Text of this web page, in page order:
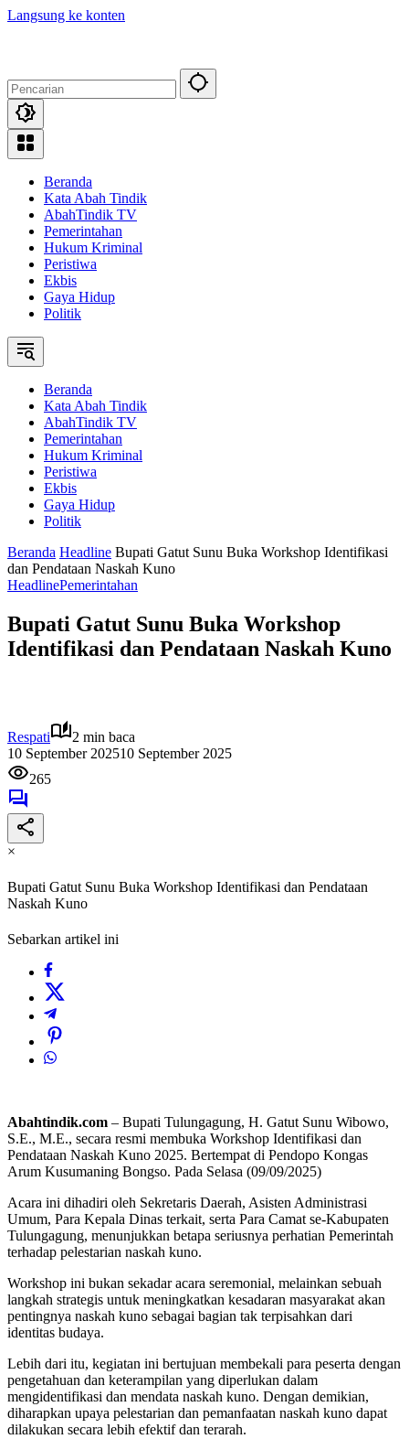
Langsung ke konten
Beranda
Kata Abah Tindik
AbahTindik TV
Pemerintahan
Hukum Kriminal
Peristiwa
Ekbis
Gaya Hidup
Politik
Beranda
Kata Abah Tindik
AbahTindik TV
Pemerintahan
Hukum Kriminal
Peristiwa
Ekbis
Gaya Hidup
Politik
Beranda Headline Bupati Gatut Sunu Buka Workshop Identifikasi
dan Pendataan Naskah Kuno
HeadlinePemerintahan
Bupati Gatut Sunu Buka Workshop
Identifikasi dan Pendataan Naskah Kuno
Respati
2 min baca
10 September 202510 September 2025
265
×
Bupati Gatut Sunu Buka Workshop Identifikasi dan Pendataan
Naskah Kuno
Sebarkan artikel ini
Abahtindik.com – Bupati Tulungagung, H. Gatut Sunu Wibowo,
S.E., M.E., secara resmi membuka Workshop Identifikasi dan
Pendataan Naskah Kuno 2025. Bertempat di Pendopo Kongas
Arum Kusumaning Bongso. Pada Selasa (09/09/2025)
Acara ini dihadiri oleh Sekretaris Daerah, Asisten Administrasi
Umum, Para Kepala Dinas terkait, serta Para Camat se-Kabupaten
Tulungagung, menunjukkan betapa seriusnya perhatian Pemerintah
terhadap pelestarian naskah kuno.
Workshop ini bukan sekadar acara seremonial, melainkan sebuah
langkah strategis untuk meningkatkan kesadaran masyarakat akan
pentingnya naskah kuno sebagai bagian tak terpisahkan dari
identitas budaya.
Lebih dari itu, kegiatan ini bertujuan membekali para peserta dengan
pengetahuan dan keterampilan yang diperlukan dalam
mengidentifikasi dan mendata naskah kuno. Dengan demikian,
diharapkan upaya pelestarian dan pemanfaatan naskah kuno dapat
dilakukan secara lebih efektif dan terarah.